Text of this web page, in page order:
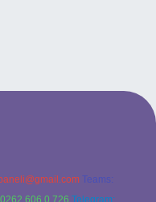
Teams:
606 0 726 Telegram: